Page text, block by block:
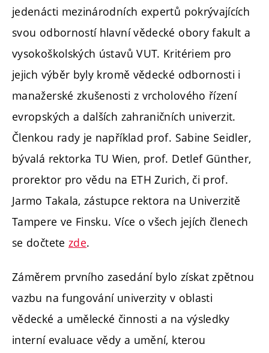
jedenácti mezinárodních expertů pokrývajících
svou odborností hlavní vědecké obory fakult a
vysokoškolských ústavů VUT. Kritériem pro
jejich výběr byly kromě vědecké odbornosti i
manažerské zkušenosti z vrcholového řízení
evropských a dalších zahraničních univerzit.
Členkou rady je například prof. Sabine Seidler,
bývalá rektorka TU Wien, prof. Detlef Günther,
prorektor pro vědu na ETH Zurich, či prof.
Jarmo Takala, zástupce rektora na Univerzitě
Tampere ve Finsku. Více o všech jejích členech
se dočtete zde.
Záměrem prvního zasedání bylo získat zpětnou
vazbu na fungování univerzity v oblasti
vědecké a umělecké činnosti a na výsledky
interní evaluace vědy a umění, kterou